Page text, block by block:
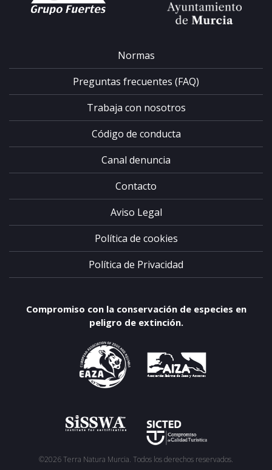
Normas
Preguntas frecuentes (FAQ)
Trabaja con nosotros
Código de conducta
Canal denuncia
Contacto
Aviso Legal
Política de cookies
Política de Privacidad
Compromiso con la conservación de especies en
peligro de extinción.
©2026 Terra Natura Murcia. Todos los derechos reservados.